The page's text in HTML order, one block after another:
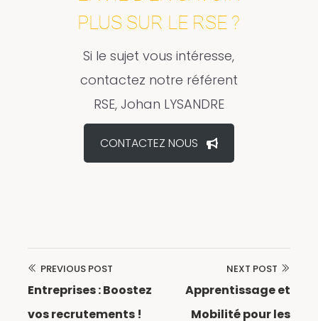
PLUS SUR LE RSE ?
Si le sujet vous intéresse,
contactez notre référent
RSE, Johan LYSANDRE
CONTACTEZ NOUS
Navigation
de
PREVIOUS POST
Entreprises : Boostez
vos recrutements !
NEXT POST
Apprentissage et
Mobilité pour les